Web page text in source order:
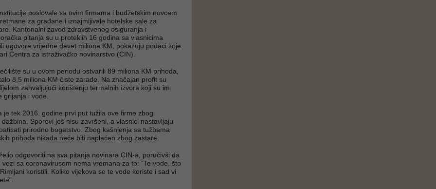
poslovale sa ovim firmama i budžetskim novcem
za građane i iznajmljivale hotelske sale za
Kantonalni zavod zdravstvenog osiguranja i
pitanja su u proteklih 16 godina sa vlasnicima
ugovore vrijedne devet miliona KM, pokazuju podaci koje
Centra za istraživačko novinarstvo (CIN).
su u ovom periodu ostvarili 89 miliona KM prihoda,
8,5 miliona KM čiste zarade. Na značajan profit su
zahvaljujući korištenju termalnih izvora koji su im
grijanja i vode.
je tek 2016. godine prvi put tužila ove firme zbog
Sporovi još nisu završeni, a vlasnici nastavljaju
prirodno bogatstvo. Zbog kašnjenja sa tužbama
prihoda nikada neće biti naplaćen zbog zastare.
odgovoriti na sva pitanja novinara CIN-a, poručivši da
sa coronavirusom nema vremana za to: “Te vode, što
koristili. Koliko vijekova se te vode koriste i sad vi